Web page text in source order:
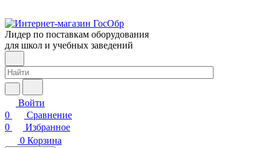
Лидер по поставкам оборудования
для школ и учебных заведений
Войти
0
Сравнение
0
Избранное
0 Корзина